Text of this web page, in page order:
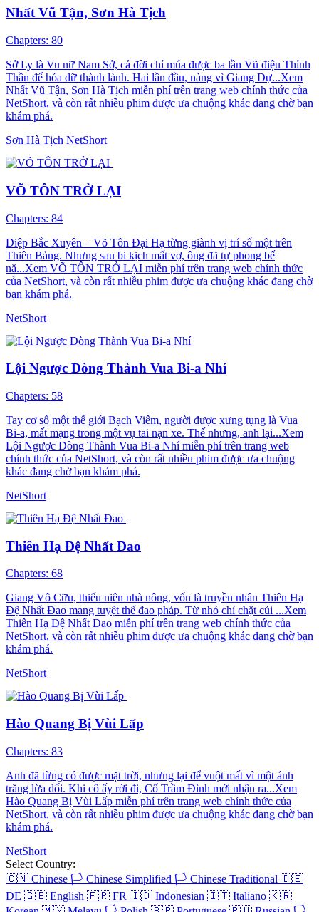
Nhất Vũ Tận, Sơn Hà Tịch
Chapters: 80
Sở Ly là Vu nữ Nam Sở, cả đời chỉ múa được ba lần Vũ điệu Thỉnh
Thần để hóa dữ thành lành. Hai lần đầu, nàng vì Giang Dự...Xem
Nhất Vũ Tận, Sơn Hà Tịch miễn phí trên trang web chính thức của
NetShort, và còn rất nhiều phim được ưa chuộng khác đang chờ bạn
khám phá.
Sơn Hà Tịch NetShort
VÕ TÔN TRỞ LẠI
Chapters: 84
Diệp Bắc Xuyên – Võ Tôn Đại Hạ từng giành vị trí số một trên
Thiên Bảng. Nhưng sau bi kịch mất vợ, ông đã tự phong bế
nă...Xem VÕ TÔN TRỞ LẠI miễn phí trên trang web chính thức
của NetShort, và còn rất nhiều phim được ưa chuộng khác đang chờ
bạn khám phá.
NetShort
Lội Ngược Dòng Thành Vua Bi-a Nhí
Chapters: 58
Tay cơ số một thế giới Bạch Viêm, người được xưng tụng là Vua
Bi-a, mất mạng trong một vụ tai nạn xe. Thế nhưng, anh lại...Xem
Lội Ngược Dòng Thành Vua Bi-a Nhí miễn phí trên trang web
chính thức của NetShort, và còn rất nhiều phim được ưa chuộng
khác đang chờ bạn khám phá.
NetShort
Thiên Hạ Đệ Nhất Đao
Chapters: 68
Giang Vô Cữu, thiếu niên nhà nông, vốn là truyền nhân Thiên Hạ
Đệ Nhất Đao mang tuyệt thế đao pháp. Từ nhỏ chỉ chặt củi ...Xem
Thiên Hạ Đệ Nhất Đao miễn phí trên trang web chính thức của
NetShort, và còn rất nhiều phim được ưa chuộng khác đang chờ bạn
khám phá.
NetShort
Hào Quang Bị Vùi Lấp
Chapters: 83
Anh đã từng có được mặt trời, nhưng lại để vuột mất vì một ánh
trăng lừa dối. Khi cô ấy rời đi, Cố Trầm Đình mới nhận ra...Xem
Hào Quang Bị Vùi Lấp miễn phí trên trang web chính thức của
NetShort, và còn rất nhiều phim được ưa chuộng khác đang chờ bạn
khám phá.
NetShort
Select Country:
🇨🇳 Chinese 🏳️ Chinese Simplified 🏳️ Chinese Traditional 🇩🇪
DE 🇬🇧 English 🇫🇷 FR 🇮🇩 Indonesian 🇮🇹 Italiano 🇰🇷